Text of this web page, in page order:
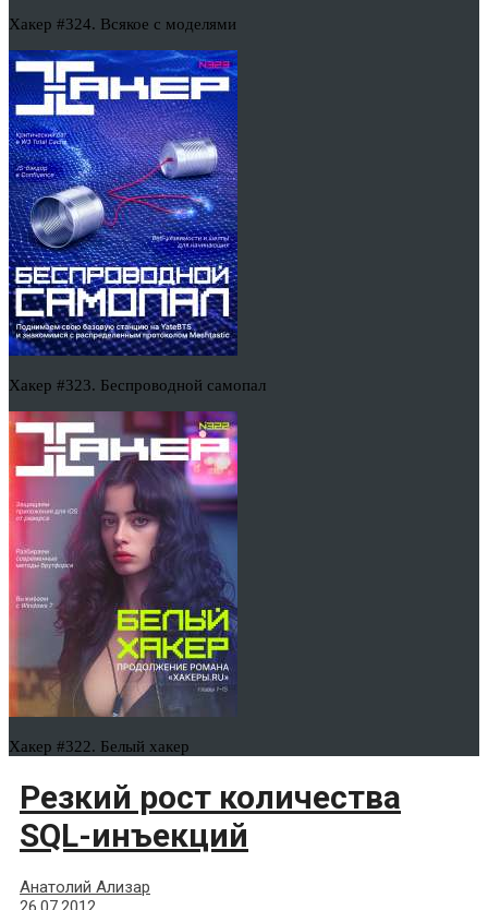
Хакер #324. Всякое с моделями
Хакер #323. Беспроводной самопал
Хакер #322. Белый хакер
Резкий рост количества
SQL-инъекций
Анатолий Ализар